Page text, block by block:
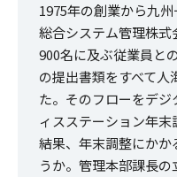
1975年の創業から九
総合システム管理株式
900名に及ぶ従業員と
の提出書類をすべて
た。そのフローをデ
ィスステーション年
結果、年末調整にかか
うか。管理本部課長